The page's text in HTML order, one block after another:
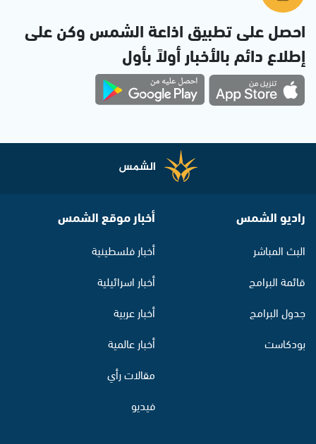
احصل على تطبيق اذاعة الشمس وكن على
إطلاع دائم بالأخبار أولاً بأول
راديو الشمس
البث المباشر
قائمة البرامج
جدول البرامج
بودكاست
أخبار موقع الشمس
أخبار فلسطينية
أخبار اسرائيلية
أخبار عربية
أخبار عالمية
مقالات رأي
فيديو